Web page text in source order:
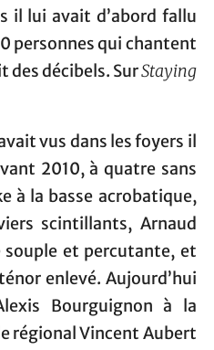
il lui avait d’abord fallu
personnes qui chantent
des décibels. SurStaying
vus dans les foyers il
2010, à quatre sans
à la basse acrobatique,
scintillants, Arnaud
souple et percutante, et
enlevé. Aujourd’hui
Bourguignon à la
régional Vincent Aubert